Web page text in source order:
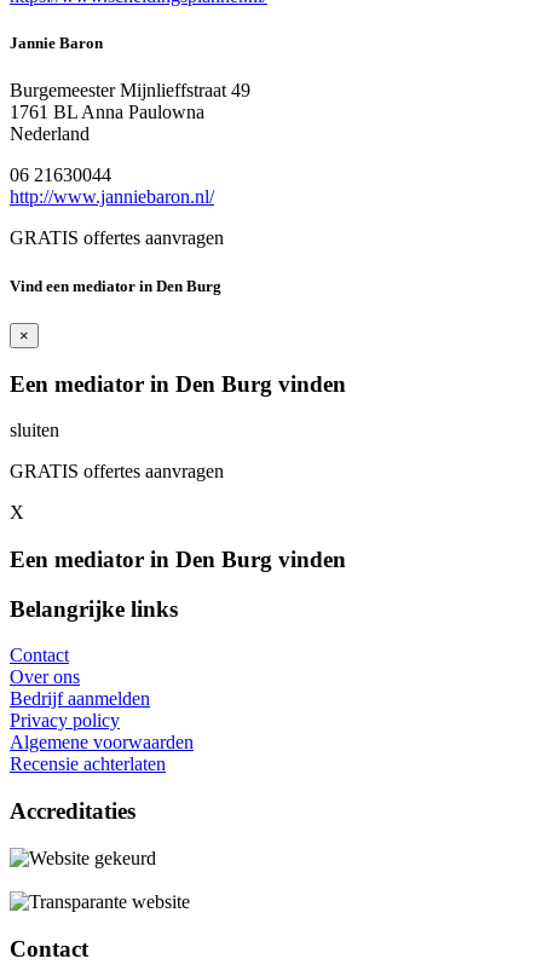
Jannie Baron
Burgemeester Mijnlieffstraat 49
1761 BL Anna Paulowna
Nederland
06 21630044
http://www.janniebaron.nl/
GRATIS offertes aanvragen
Vind een mediator in Den Burg
×
Een mediator in Den Burg vinden
sluiten
GRATIS offertes aanvragen
X
Een mediator in Den Burg vinden
Belangrijke links
Contact
Over ons
Bedrijf aanmelden
Privacy policy
Algemene voorwaarden
Recensie achterlaten
Accreditaties
Contact